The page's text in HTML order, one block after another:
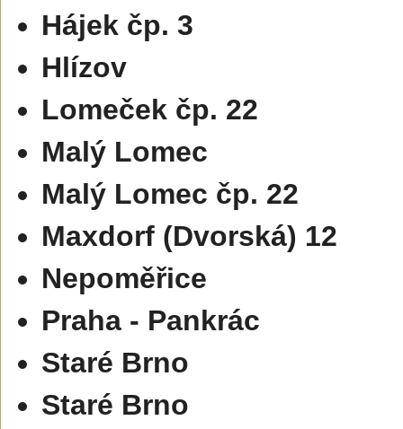
Hájek čp. 3
Hlízov
Lomeček čp. 22
Malý Lomec
Malý Lomec čp. 22
Maxdorf (Dvorská) 12
Nepoměřice
Praha - Pankrác
Staré Brno
Staré Brno